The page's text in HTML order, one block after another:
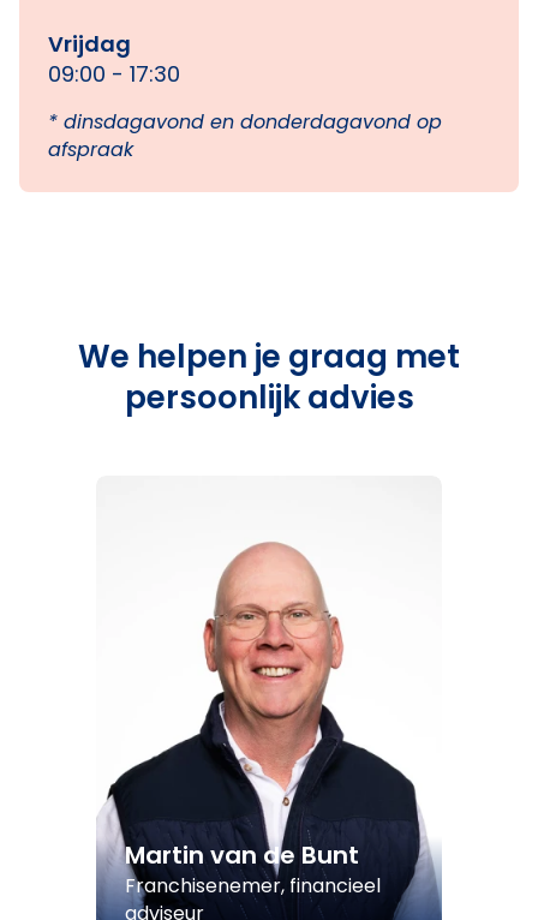
Vrijdag
09:00 - 17:30
* dinsdagavond en donderdagavond op
afspraak
We helpen je graag met
persoonlijk advies
Martin van de Bunt
Franchisenemer, financieel
adviseur